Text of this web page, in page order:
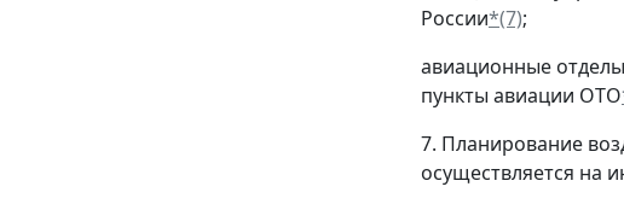
России*(7);
авиационные
пункты авиации ОТО
7. Планирование
осуществляется на